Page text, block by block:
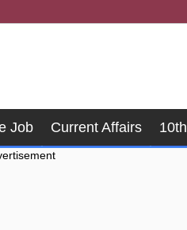
Job Current Affairs 10th